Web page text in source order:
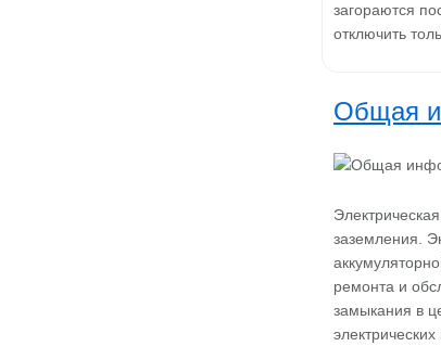
загораются
отключить
Общая
заземления.
ремонта и
замыкания в